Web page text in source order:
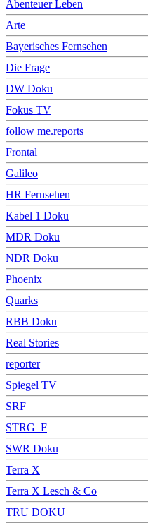
Abenteuer Leben
Arte
Bayerisches Fernsehen
Die Frage
DW Doku
Fokus TV
follow me.reports
Frontal
Galileo
HR Fernsehen
Kabel 1 Doku
MDR Doku
NDR Doku
Phoenix
Quarks
RBB Doku
Real Stories
reporter
Spiegel TV
SRF
STRG_F
SWR Doku
Terra X
Terra X Lesch & Co
TRU DOKU